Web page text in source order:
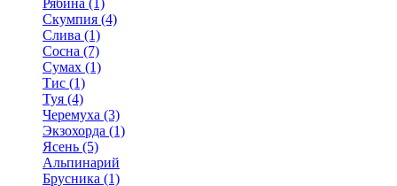
Рябина (1)
Скумпия (4)
Слива (1)
Сосна (7)
Сумах (1)
Тис (1)
Туя (4)
Черемуха (3)
Экзохорда (1)
Ясень (5)
Альпинарий
Брусника (1)